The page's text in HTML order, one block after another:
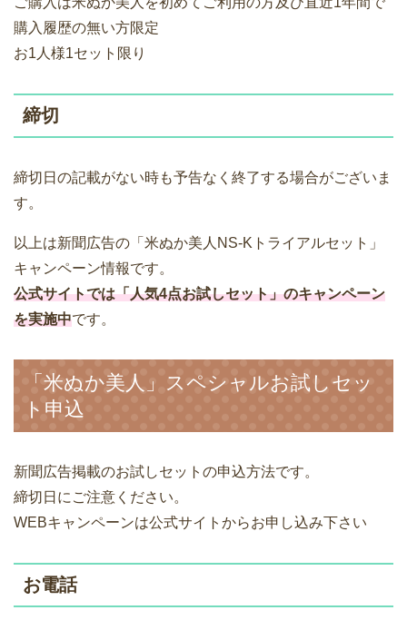
購入履歴の無い方限定
お1人様1セット限り
締切
締切日の記載がない時も予告なく終了する場合がございま
す。
以上は新聞広告の「米ぬか美人NS-Kトライアルセット」
キャンペーン情報です。
公式サイトでは「人気4点お試しセット」のキャンペーン
を実施中です。
「米ぬか美人」スペシャルお試しセッ
ト申込
新聞広告掲載のお試しセットの申込方法です。
締切日にご注意ください。
WEBキャンペーンは公式サイトからお申し込み下さい
お電話